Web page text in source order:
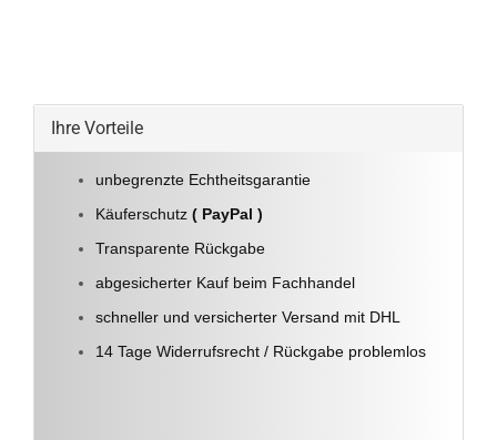
Ihre Vorteile
unbegrenzte Echtheitsgarantie
Käuferschutz ( PayPal )
Transparente Rückgabe
abgesicherter Kauf beim Fachhandel
schneller und versicherter Versand mit DHL
14 Tage Widerrufsrecht / Rückgabe problemlos